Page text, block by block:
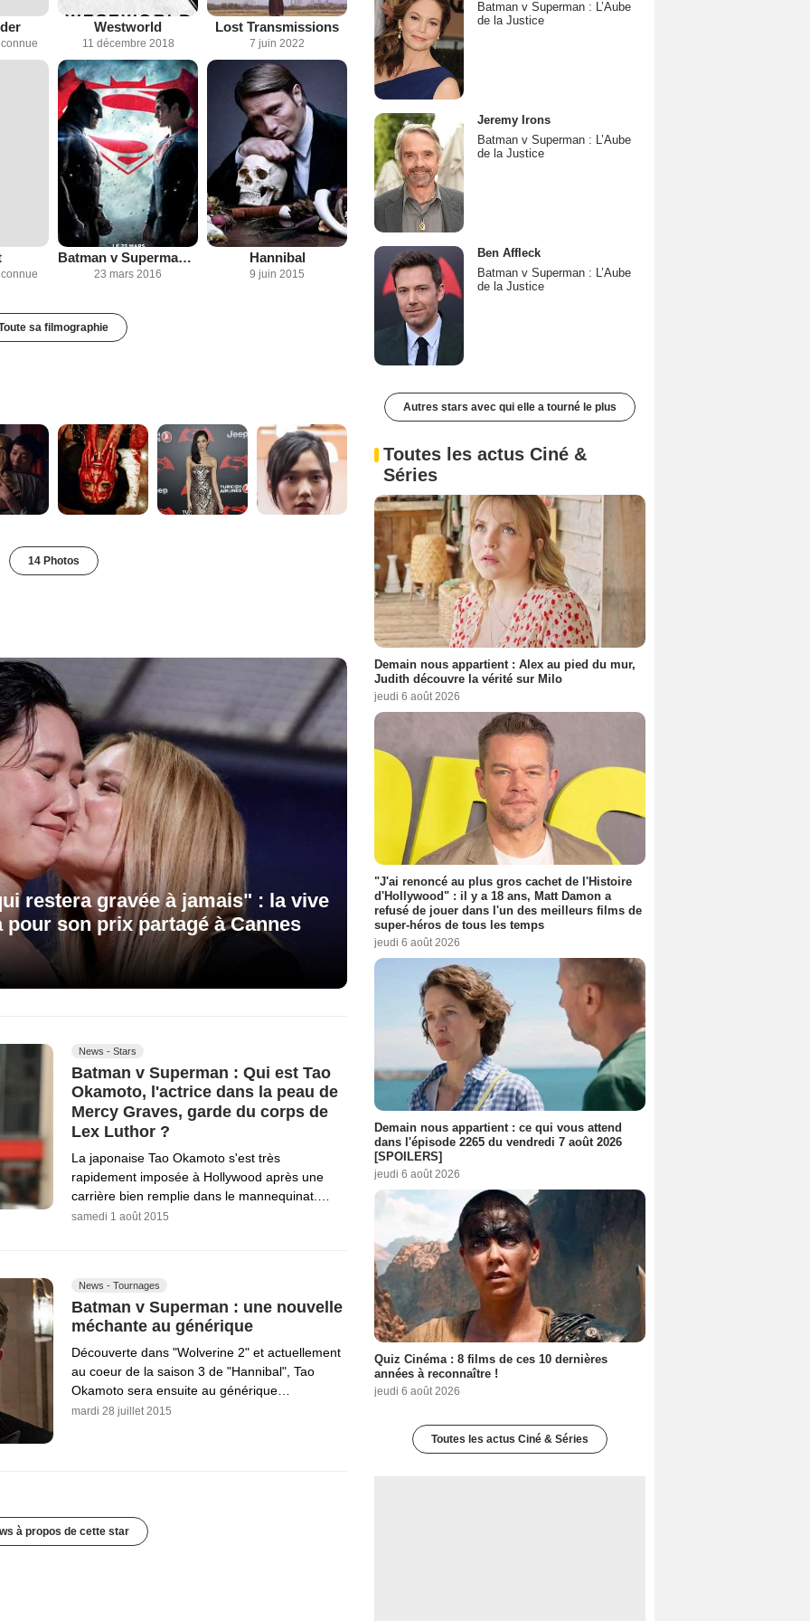
Westworld
11 décembre 2018
Lost Transmissions
7 juin 2022
Batman v Superman : L’Aube de la Justice
23 mars 2016
Hannibal
9 juin 2015
sa filmographie
14 Photos
restera gravée à jamais" : la vive
son prix partagé à Cannes
News - Stars
Batman v Superman : Qui est Tao
Okamoto, l'actrice dans la peau de
Mercy Graves, garde du corps de
Lex Luthor ?
La japonaise Tao Okamoto s'est très
rapidement imposée à Hollywood après une
carrière bien remplie dans le mannequinat.…
samedi 1 août 2015
News - Tournages
Batman v Superman : une nouvelle
méchante au générique
Découverte dans "Wolverine 2" et actuellement
au coeur de la saison 3 de "Hannibal", Tao
Okamoto sera ensuite au générique…
mardi 28 juillet 2015
à propos de cette star
Batman v Superman : L’Aube
de la Justice
Jeremy Irons
Batman v Superman : L’Aube
de la Justice
Ben Affleck
Batman v Superman : L’Aube
de la Justice
Autres stars avec qui elle a tourné le plus
Toutes les actus Ciné &
Séries
Demain nous appartient : Alex au pied du mur,
Judith découvre la vérité sur Milo
jeudi 6 août 2026
"J'ai renoncé au plus gros cachet de l'Histoire
d'Hollywood" : il y a 18 ans, Matt Damon a
refusé de jouer dans l'un des meilleurs films de
super-héros de tous les temps
jeudi 6 août 2026
Demain nous appartient : ce qui vous attend
dans l'épisode 2265 du vendredi 7 août 2026
[SPOILERS]
jeudi 6 août 2026
Quiz Cinéma : 8 films de ces 10 dernières
années à reconnaître !
jeudi 6 août 2026
Toutes les actus Ciné & Séries